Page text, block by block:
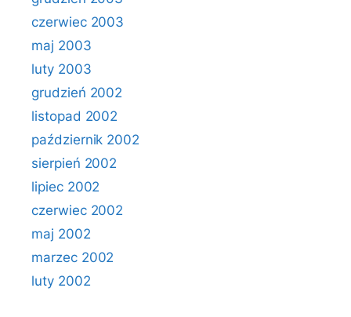
czerwiec 2003
maj 2003
luty 2003
grudzień 2002
listopad 2002
październik 2002
sierpień 2002
lipiec 2002
czerwiec 2002
maj 2002
marzec 2002
luty 2002